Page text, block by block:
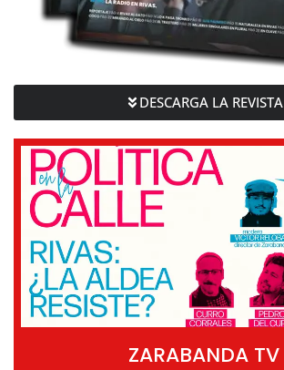
DESCARGA LA REVISTA
ZARABANDA TV